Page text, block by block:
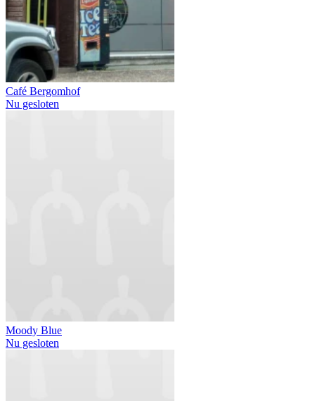
Café Bergomhof
Nu gesloten
Moody Blue
Nu gesloten